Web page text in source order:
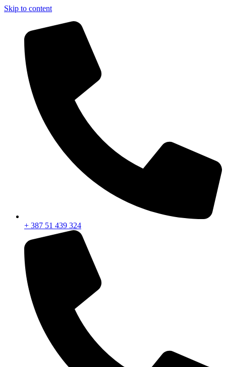
Skip to content
+ 387 51 439 324